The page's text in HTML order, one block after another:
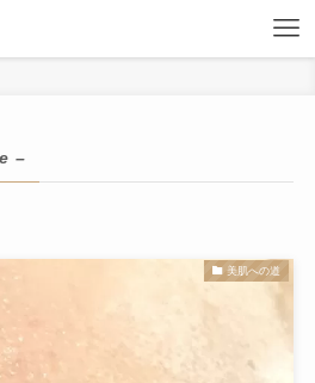
–
美肌への道